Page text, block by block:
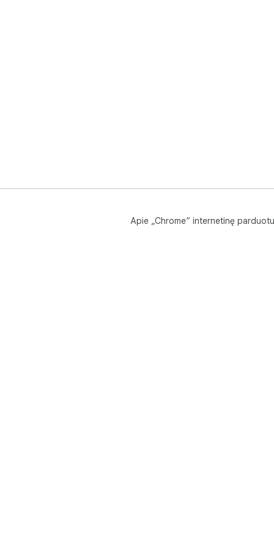
Apie „Chrome“ internetinę